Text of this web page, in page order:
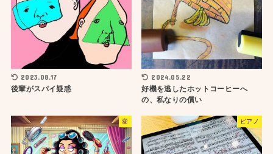
2023.08.17
後輩がスパイ疑惑
2024.05.22
好機を逃したホットコーヒーへ
の、私なりの償い
変 ピアノ